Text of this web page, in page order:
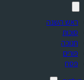
ראש השנה
סוכות
חנוכה
פורים
פסח